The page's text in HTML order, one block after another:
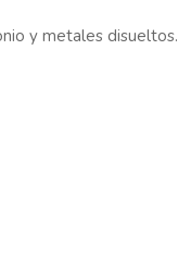
y metales disueltos.